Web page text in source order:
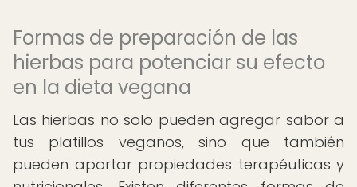
Formas de preparación de las
hierbas para potenciar su efecto
en la dieta vegana
Las hierbas no solo pueden agregar sabor a
tus platillos veganos, sino que también
pueden aportar propiedades terapéuticas y